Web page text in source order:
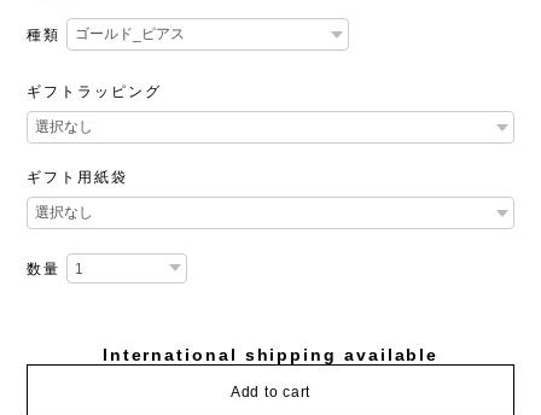
種類
ギフトラッピング
ギフト用紙袋
数量
International shipping available
Add to cart